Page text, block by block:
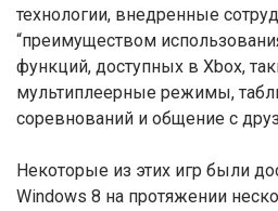
технологии, внедренные
“преимуществом
функций, доступных в Xbox,
мультиплеерные режимы,
соревнований и общение с
Некоторые из этих игр были
Windows 8 на протяжении